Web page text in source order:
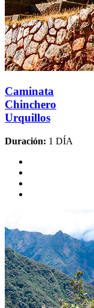
Caminata
Chinchero
Urquillos
Duración: 1 DÍA